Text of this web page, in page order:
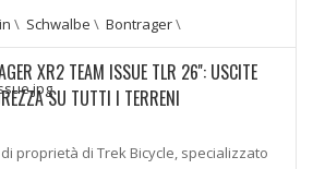
\ Schwalbe \ Bontrager\
XR2 TEAM ISSUE TLR 26'': USCITE
SU TUTTI I TERRENI
proprietà di Trek Bicycle, specializzato